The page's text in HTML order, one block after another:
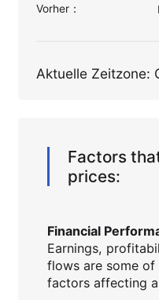
Vorher：
Aktuelle Zeitzone:
Factors
prices:
Financial
Earnings,
flows are some
factors affecting